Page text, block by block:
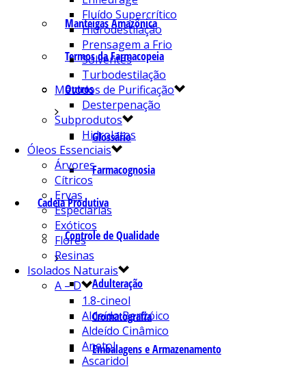
Manteigas Amazônica
Termos da Farmacopeia
Outros
Glossário
Farmacognosia
Cadeia Produtiva
Controle de Qualidade
Adulteração
Cromatografia
Embalagens e Armazenamento
Fluído Supercrítico
Hidrodestilação
Prensagem a Frio
Solventes
Turbodestilação
Métodos de Purificação
Desterpenação
Subprodutos
Hidrolatos
Óleos Essenciais
Árvores
Cítricos
Ervas
Especiarias
Exóticos
Flores
Resinas
Isolados Naturais
A – D
1.8-cineol
Aldeído Benzóico
Aldeído Cinâmico
Anetol
Ascaridol